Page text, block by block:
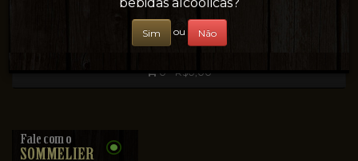
0 - R$0,00
Sim ou Não